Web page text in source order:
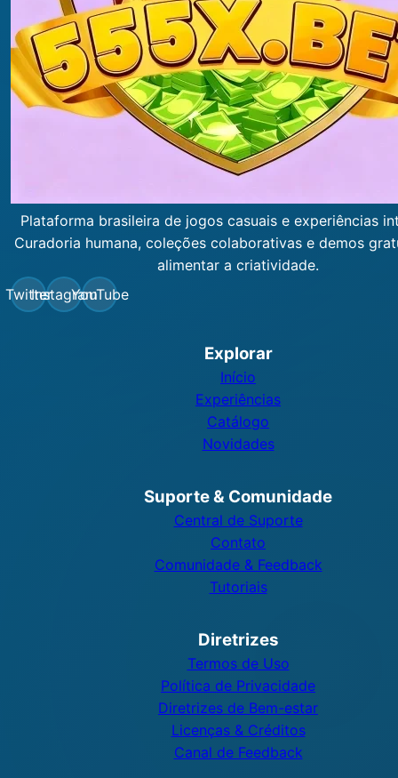
Plataforma brasileira de jogos casuais e experiências
Curadoria humana, coleções colaborativas e demos
alimentar a criatividade.
TwitterInstagramYouTube
Explorar
Início
Experiências
Catálogo
Novidades
Suporte & Comunidade
Central de Suporte
Contato
Comunidade & Feedback
Tutoriais
Diretrizes
Termos de Uso
Política de Privacidade
Diretrizes de Bem-estar
Licenças & Créditos
Canal de Feedback